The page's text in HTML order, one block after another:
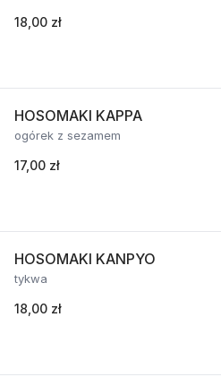
18,00 zł
HOSOMAKI KAPPA
ogórek z sezamem
17,00 zł
HOSOMAKI KANPYO
tykwa
18,00 zł